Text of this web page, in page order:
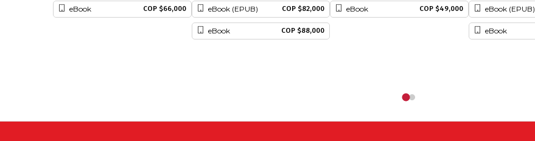
eBook COP $66,000 eBook (EPUB) COP $82,000
eBook COP $88,000
eBook COP $49,000 eBook (EPUB)
eBook